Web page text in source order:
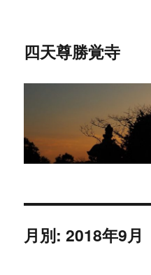
四天尊勝覚寺
月別: 2018年9月